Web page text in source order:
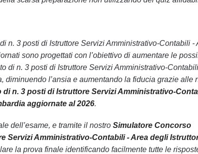
n. 3 posti di Istruttore Servizi Amministrativo-Contabili -
sono progettati con l’obiettivo di aumentare le
di n. 3 posti di Istruttore Servizi Amministrativo-
diminuendo l’ansia e aumentando la fiducia grazie alle
n. 3 posti di Istruttore Servizi Amministrativo-
aggiornate al 2026.
dell’esame, e tramite il nostro Simulatore Concorso
Servizi Amministrativo-Contabili - Area degli
la prova finale identificando facilmente tutte le